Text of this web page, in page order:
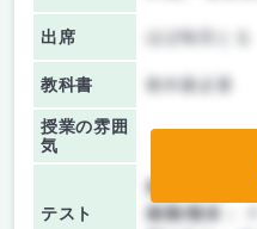
出席 ほぼ毎回とる
教科書 教科書必要
授業の雰囲
気
テスト
前期/中間：
後期/期末：